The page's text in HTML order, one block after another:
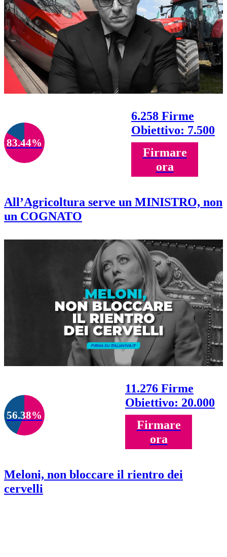
83.44%
6.258 Firme
Obiettivo: 7.500
Firmare
ora
All’Agricoltura serve un MINISTRO, non
un COGNATO
56.38%
11.276 Firme
Obiettivo: 20.000
Firmare
ora
Meloni, non bloccare il rientro dei
cervelli